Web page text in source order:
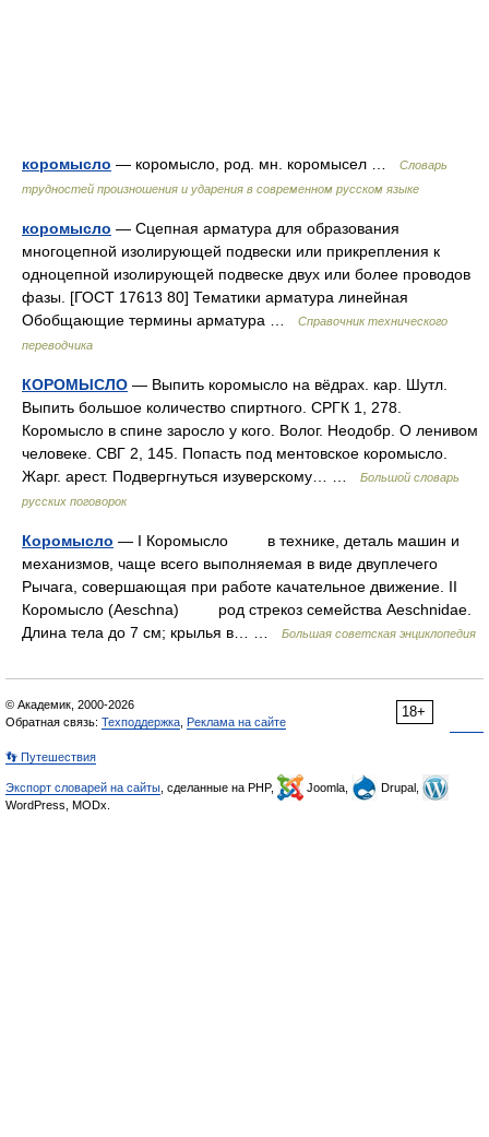
коромысло — коромысло, род. мн. коромысел …
Словарь
трудностей произношения и ударения в современном русском языке
коромысло — Сцепная арматура для образования
многоцепной изолирующей подвески или прикрепления к
одноцепной изолирующей подвеске двух или более проводов
фазы. [ГОСТ 17613 80] Тематики арматура линейная
Обобщающие термины арматура …
Справочник технического
переводчика
КОРОМЫСЛО — Выпить коромысло на вёдрах. кар. Шутл.
Выпить большое количество спиртного. СРГК 1, 278.
Коромысло в спине заросло у кого. Волог. Неодобр. О ленивом
человеке. СВГ 2, 145. Попасть под ментовское коромысло.
Жарг. арест. Подвергнуться изуверскому… …
Большой словарь
русских поговорок
Коромысло — I Коромысло в технике, деталь машин и
механизмов, чаще всего выполняемая в виде двуплечего
Рычага, совершающая при работе качательное движение. II
Коромысло (Aeschna) род стрекоз семейства Aeschnidae.
Длина тела до 7 см; крылья в… …
Большая советская энциклопедия
18+
© Академик, 2000-2026
Обратная связь: Техподдержка Реклама на сайте
👣 Путешествия
Экспорт словарей на сайты , сделанные на PHP, Joomla,
Drupal,
WordPress, MODx.